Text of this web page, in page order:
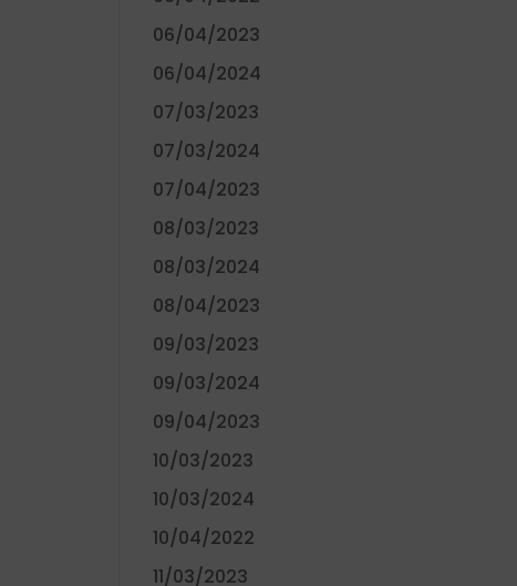
06/04/2023
06/04/2024
07/03/2023
07/03/2024
07/04/2023
08/03/2023
08/03/2024
08/04/2023
09/03/2023
09/03/2024
09/04/2023
10/03/2023
10/03/2024
10/04/2022
11/03/2023